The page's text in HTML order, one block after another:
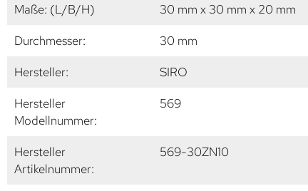
Maße: (L/B/H)
30 mm x 30 mm x 20 mm
Durchmesser:
30 mm
Hersteller:
SIRO
Hersteller
Modellnummer:
569
Hersteller
Artikelnummer:
569-30ZN10